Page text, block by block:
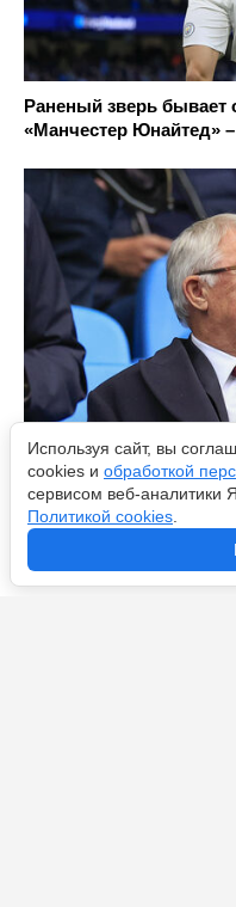
Раненый зверь
«Манчестер Юнайтед»
Как сэр Алекс
закулисная история
Юнайтед»
Используя сайт, вы
cookies и обработкой
сервисом веб-аналитики
Политикой cookies